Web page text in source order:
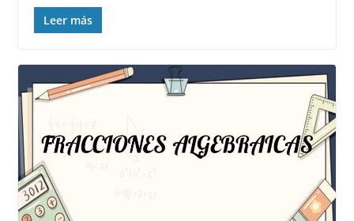
Leer más